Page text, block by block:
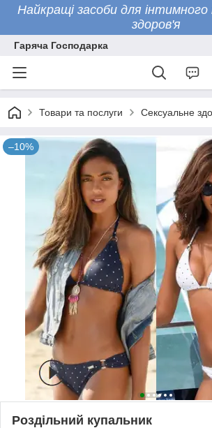
Найкращі засоби для
здоров'я
Гаряча Господарка
Товари та послуги Сексуальне
–10%
Роздільний купальник